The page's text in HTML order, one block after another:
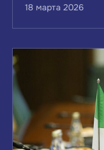
18 марта 2026